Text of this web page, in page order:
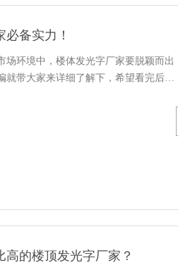
备实力！
场环境中，楼体发光字厂家要脱颖而出
就带大家来详细了解下，希望看完后…
高的楼顶发光字厂家？